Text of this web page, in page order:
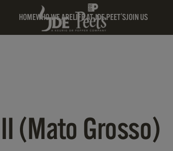
HOMEWHO WE ARELIFE AT JDE PEET'SJOIN US
(Mato Grosso)